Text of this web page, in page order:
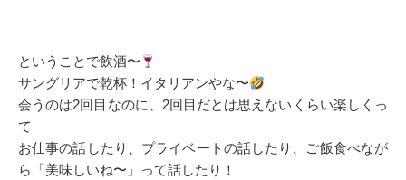
ということで飲酒〜
サングリアで乾杯！イタリアンやな〜
会うのは2回目なのに、2回目だとは思えないくらい楽しくっ
て
お仕事の話したり、プライベートの話したり、ご飯食べなが
ら「美味しいね〜」って話したり！